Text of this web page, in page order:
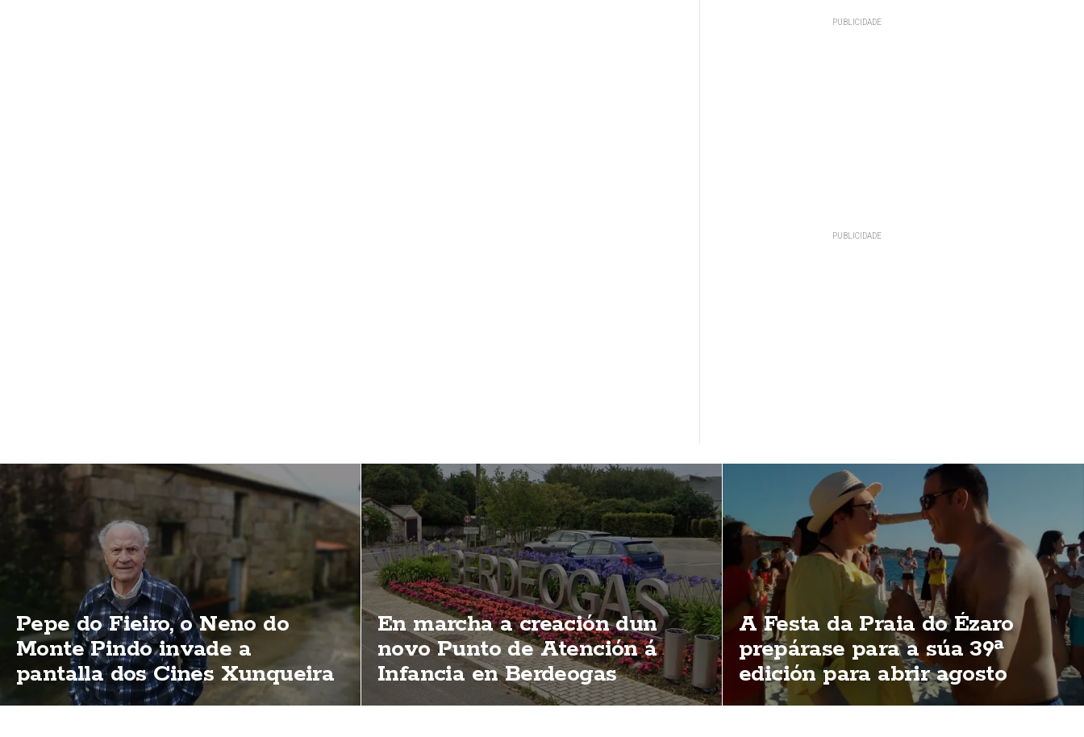
Pepe do Fieiro, o Neno do
Monte Pindo invade a
pantalla dos Cines Xunqueira
En marcha a creación dun
novo Punto de Atención á
Infancia en Berdeogas
A Festa da Praia do Ézaro
prepárase para a súa 39ª
edición para abrir agosto